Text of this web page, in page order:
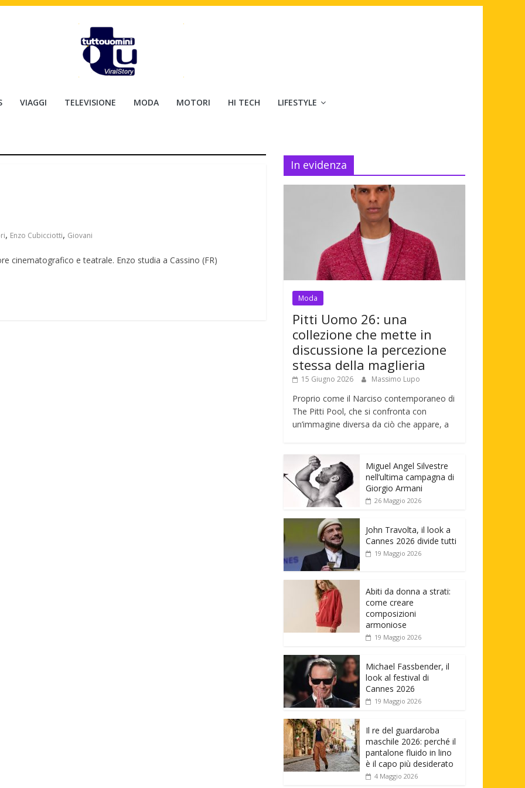
VIAGGI TELEVISIONE MODA MOTORI HI TECH LIFESTYLE
, Enzo Cubicciotti, Giovani
cinematografico e teatrale. Enzo studia a Cassino (FR)
In evidenza
Moda
Pitti Uomo 26: una
collezione che mette in
discussione la percezione
stessa della maglieria
15 Giugno 2026 Massimo Lupo
Proprio come il Narciso contemporaneo di
The Pitti Pool, che si confronta con
un’immagine diversa da ciò che appare, a
Miguel Angel Silvestre
nell’ultima campagna di
Giorgio Armani
26 Maggio 2026
John Travolta, il look a
Cannes 2026 divide tutti
19 Maggio 2026
Abiti da donna a strati:
come creare
composizioni
armoniose
19 Maggio 2026
Michael Fassbender, il
look al festival di
Cannes 2026
19 Maggio 2026
Il re del guardaroba
maschile 2026: perché il
pantalone fluido in lino
è il capo più desiderato
4 Maggio 2026